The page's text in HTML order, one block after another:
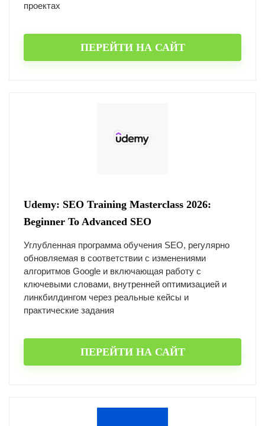
проектах
ПЕРЕЙТИ НА САЙТ
Udemy: SEO Training Masterclass 2026:
Beginner To Advanced SEO
Углубленная программа обучения SEO, регулярно
обновляемая в соответствии с изменениями
алгоритмов Google и включающая работу с
ключевыми словами, внутренней оптимизацией и
линкбилдингом через реальные кейсы и
практические задания
ПЕРЕЙТИ НА САЙТ